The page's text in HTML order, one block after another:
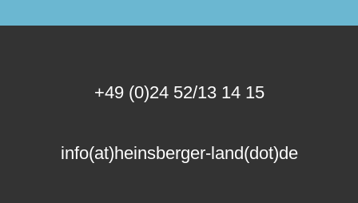
+49 (0)24 52/13 14 15
info(at)heinsberger-land(dot)de